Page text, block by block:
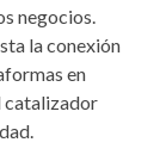
negocios.
la conexión
en
catalizador